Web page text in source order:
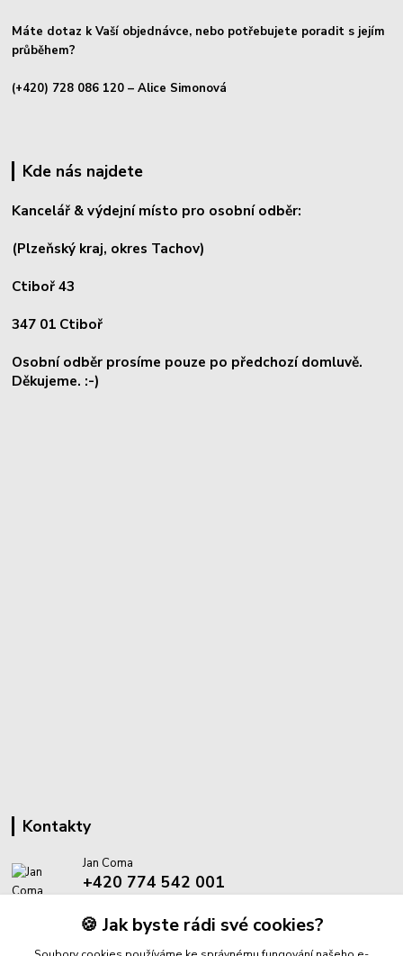
Máte dotaz k Vaší objednávce, nebo potřebujete poradit s jejím
průběhem?
(+420) 728 086 120 – Alice Simonová
Kde nás najdete
Kancelář & výdejní místo pro osobní odběr:
(Plzeňský kraj, okres Tachov)
Ctiboř 43
347 01 Ctiboř
Osobní odběr prosíme pouze po předchozí domluvě.
Děkujeme. :-)
Kontakty
Jan Coma
+420 774 542 001
info@proantik.cz🍪 Jak byste rádi své cookies?